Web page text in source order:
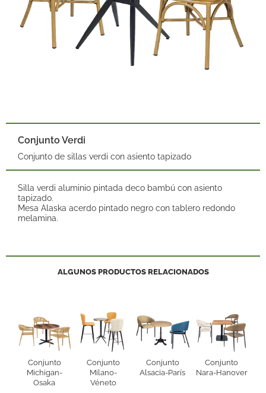
Conjunto Verdi
Conjunto de sillas verdi con asiento tapizado
Silla verdi aluminio pintada deco bambú con asiento
tapizado.
Mesa Alaska acerdo pintado negro con tablero redondo
melamina.
ALGUNOS PRODUCTOS RELACIONADOS
Conjunto
Michigan-
Osaka
Conjunto
Milano-
Véneto
Conjunto
Alsacia-París
Conjunto
Nara-Hanover